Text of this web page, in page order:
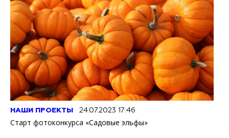
НАШИ ПРОЕКТЫ 24.07.2023 17:46
Старт фотоконкурса «Садовые эльфы»